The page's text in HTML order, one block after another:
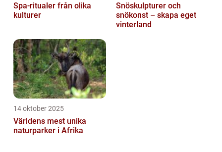
Spa-ritualer från olika
kulturer
Snöskulpturer och
snökonst – skapa eget
vinterland
14 oktober 2025
Världens mest unika
naturparker i Afrika